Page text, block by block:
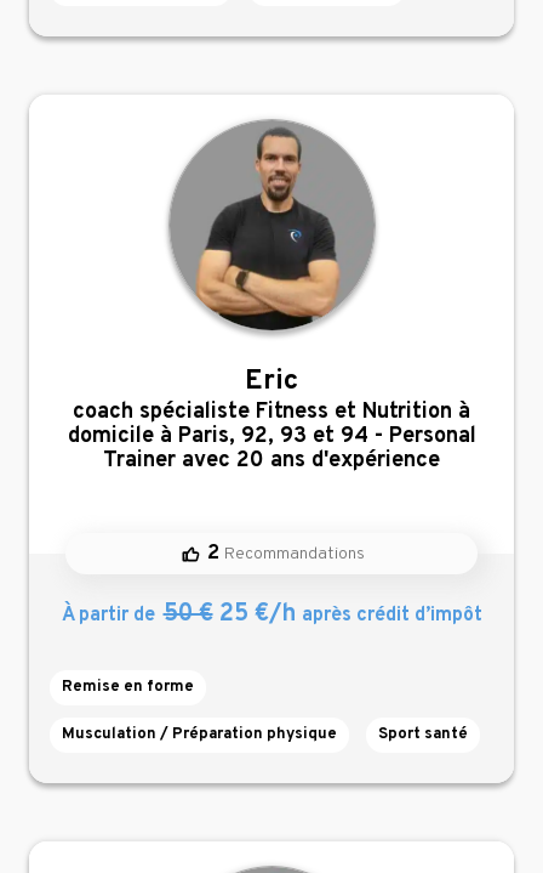
Eric
,
coach spécialiste Fitness et Nutrition à
domicile à Paris, 92, 93 et 94 - Personal
Trainer avec 20 ans d'expérience
2 Recommandations
À partir de 50 €25 €/h après crédit d’impôt
Remise en forme
Musculation / Préparation physique Sport santé